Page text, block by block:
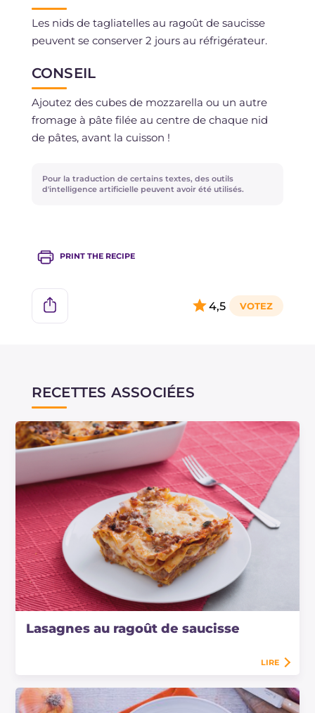
Les nids de tagliatelles au ragoût de saucisse
peuvent se conserver 2 jours au réfrigérateur.
CONSEIL
Ajoutez des cubes de mozzarella ou un autre
fromage à pâte filée au centre de chaque nid
de pâtes, avant la cuisson !
Pour la traduction de certains textes, des outils
d'intelligence artificielle peuvent avoir été utilisés.
PRINT THE RECIPE
4,5
RECETTES ASSOCIÉES
Lasagnes au ragoût de saucisse
LIRE